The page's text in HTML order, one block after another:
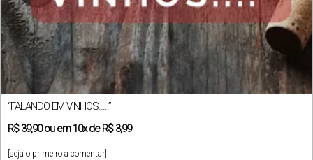
“FALANDO EM VINHOS…..”
R$39,90ou em10xdeR$ 3,99
[seja o primeiro a comentar]